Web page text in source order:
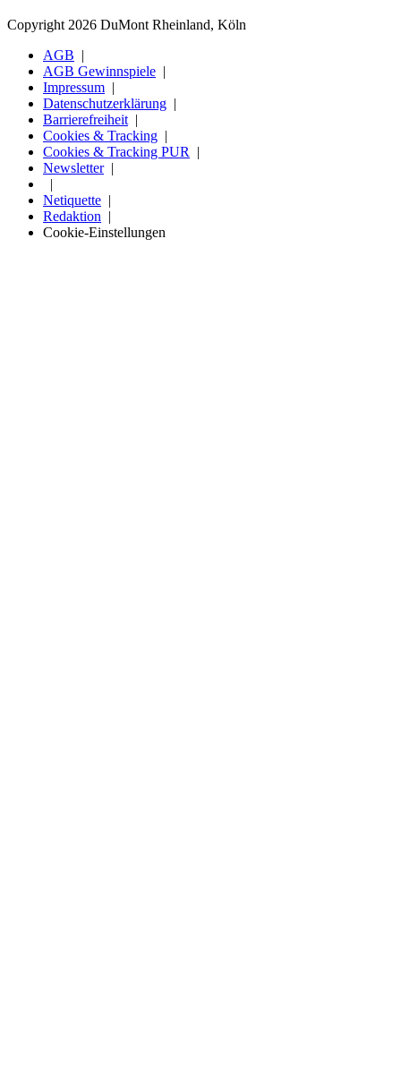
Copyright 2026 DuMont Rheinland, Köln
AGB
AGB Gewinnspiele
Impressum
Datenschutzerklärung
Barrierefreiheit
Cookies & Tracking
Cookies & Tracking PUR
Newsletter
Netiquette
Redaktion
Cookie-Einstellungen